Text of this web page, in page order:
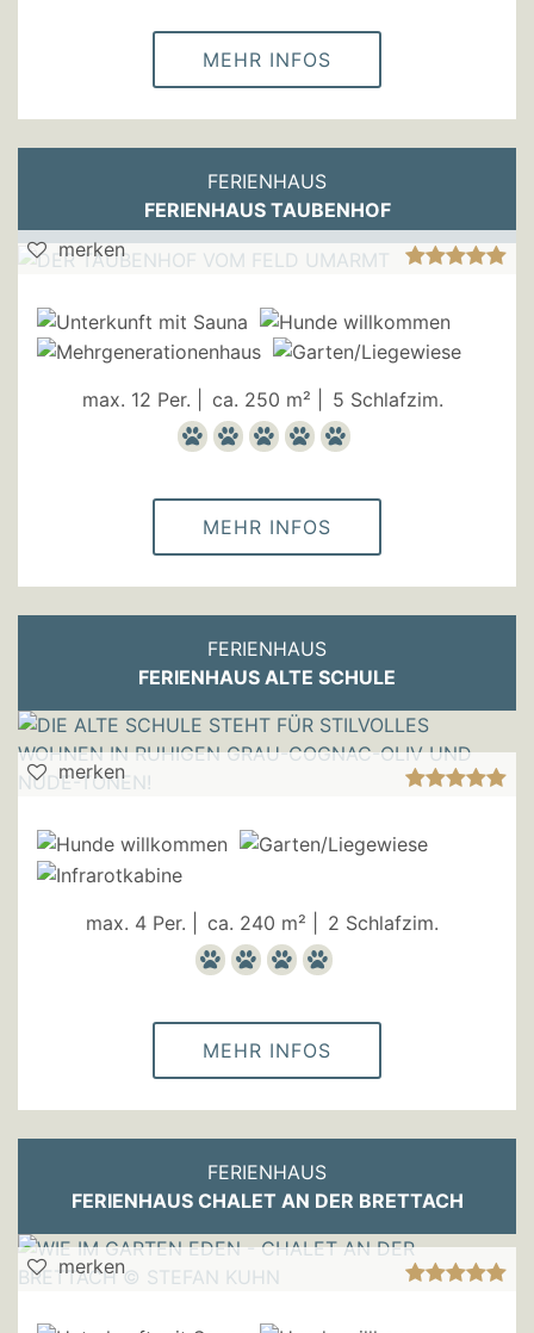
MEHR INFOS
FERIENHAUS
FERIENHAUS TAUBENHOF
merken
max. 12 Per. | ca. 250 m² | 5 Schlafzim.
MEHR INFOS
FERIENHAUS
FERIENHAUS ALTE SCHULE
merken
max. 4 Per. | ca. 240 m² | 2 Schlafzim.
MEHR INFOS
FERIENHAUS
FERIENHAUS CHALET AN DER BRETTACH
merken